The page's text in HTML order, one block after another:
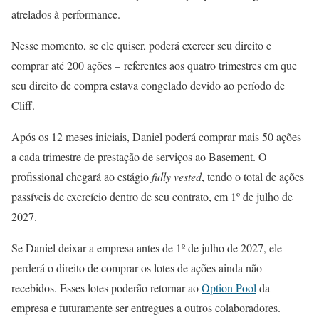
atrelados à performance.
Nesse momento, se ele quiser, poderá exercer seu direito e
comprar até 200 ações – referentes aos quatro trimestres em que
seu direito de compra estava congelado devido ao período de
Cliff.
Após os 12 meses iniciais, Daniel poderá comprar mais 50 ações
a cada trimestre de prestação de serviços ao Basement. O
profissional chegará ao estágiofully vested, tendo o total de ações
passíveis de exercício dentro de seu contrato, em 1º de julho de
2027.
Se Daniel deixar a empresa antes de 1º de julho de 2027, ele
perderá o direito de comprar os lotes de ações ainda não
recebidos. Esses lotes poderão retornar aoOption Pool da
empresa e futuramente ser entregues a outros colaboradores.